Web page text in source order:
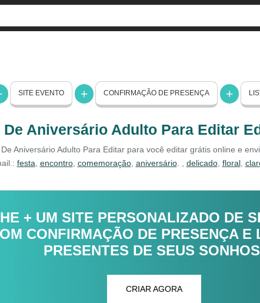
SITE EVENTO CONFIRMAÇÃO DE PRESENÇA
De Aniversário Adulto Para Editar
Aniversário Adulto Para Editar para você editar grátis online e
festa encontro, comemoração, aniversário. delicado, floral,
+ UM SITE PERSONALIZADO DE
CONFIRMAÇÃO DE PRESENÇA E
PRESENTES DE SEUS
CRIAR AGORA